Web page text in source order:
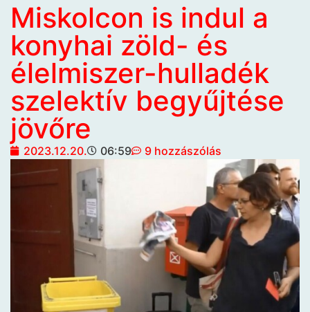
Miskolcon is indul a
konyhai zöld- és
élelmiszer-hulladék
szelektív begyűjtése
jövőre
2023.12.20. 06:59 9 hozzászólás